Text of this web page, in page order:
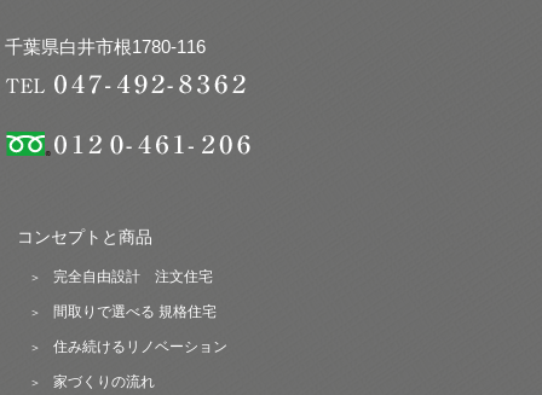
千葉県白井市根1780-116
コンセプトと商品
完全自由設計 注文住宅
間取りで選べる 規格住宅
住み続けるリノベーション
家づくりの流れ